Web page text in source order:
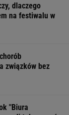
dlaczego
na festiwalu w
związków bez
"Biura